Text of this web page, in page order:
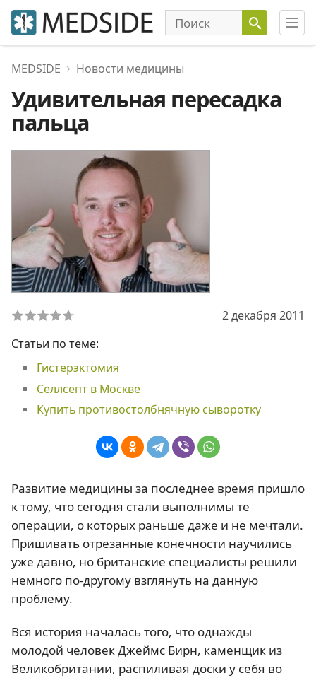
MEDSIDE Новости медицины
Удивительная пересадка
пальца
2 декабря 2011
Статьи по теме:
Гистерэктомия
Селлсепт в Москве
Купить противостолбнячную сыворотку
Развитие медицины за последнее время пришло
к тому, что сегодня стали выполнимы те
операции, о которых раньше даже и не мечтали.
Пришивать отрезанные конечности научились
уже давно, но британские специалисты решили
немного по-другому взглянуть на данную
проблему.
Вся история началась того, что однажды
молодой человек Джеймс Бирн, каменщик из
Великобритании, распиливая доски у себя во